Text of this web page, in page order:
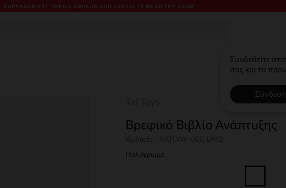
ΠΑΡΆΔΟΣΗ ΚΑΤ' ΟΊΚΟΝ ΔΩΡΕΑΝ ΑΠΌ €60 ΓΙΑ ΤΑ ΜΈΛΗ ΤΟΥ CLUB*
Συνδεθείτε
σας και τα
Βρεφικό Βιβλίο Ανάπτυξης
Πολύχρωμο